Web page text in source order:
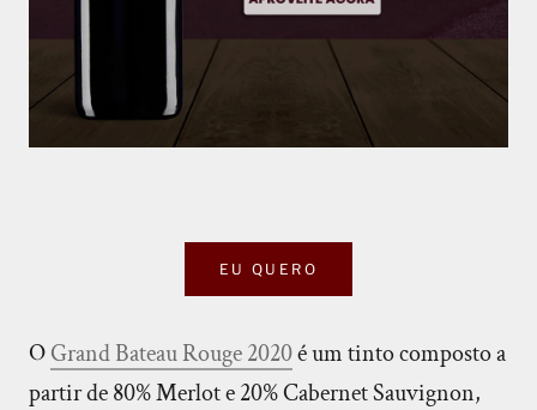
EU QUERO
OGrand Bateau Rouge 2020é um tinto composto a
partir de 80% Merlot e 20% Cabernet Sauvignon,